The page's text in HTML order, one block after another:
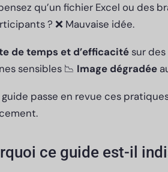
qu’un fichier Excel ou des
? ❌ Mauvaise idée.
de temps et d’efficacité sur
sensibles 📉 Image dégradée
passe en revue ces
ce guide est-il